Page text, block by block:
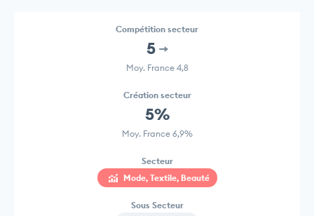
Compétition secteur
5
Moy. France 4,8
Création secteur
5%
Moy. France 6,9%
Secteur
Mode, Textile, Beauté
Sous Secteur